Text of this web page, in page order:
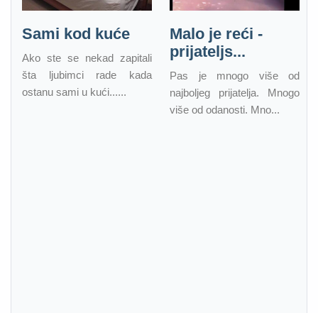
Sami kod kuće
Ako ste se nekad zapitali
šta ljubimci rade kada
ostanu sami u kući......
Malo je reći -
prijateljs...
Pas je mnogo više od
najboljeg prijatelja. Mnogo
više od odanosti. Mno...